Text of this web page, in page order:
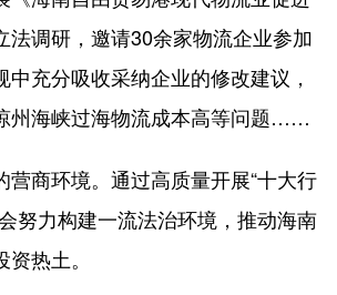
法调研，邀请30余家物流企业参加
中充分吸收采纳企业的修改建议，
州海峡过海物流成本高等问题……
商环境。通过高质量开展“十大行
努力构建一流法治环境，推动海南
热土。